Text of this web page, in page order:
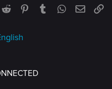
Reddit PinterestTumblrWhatsApp
Email